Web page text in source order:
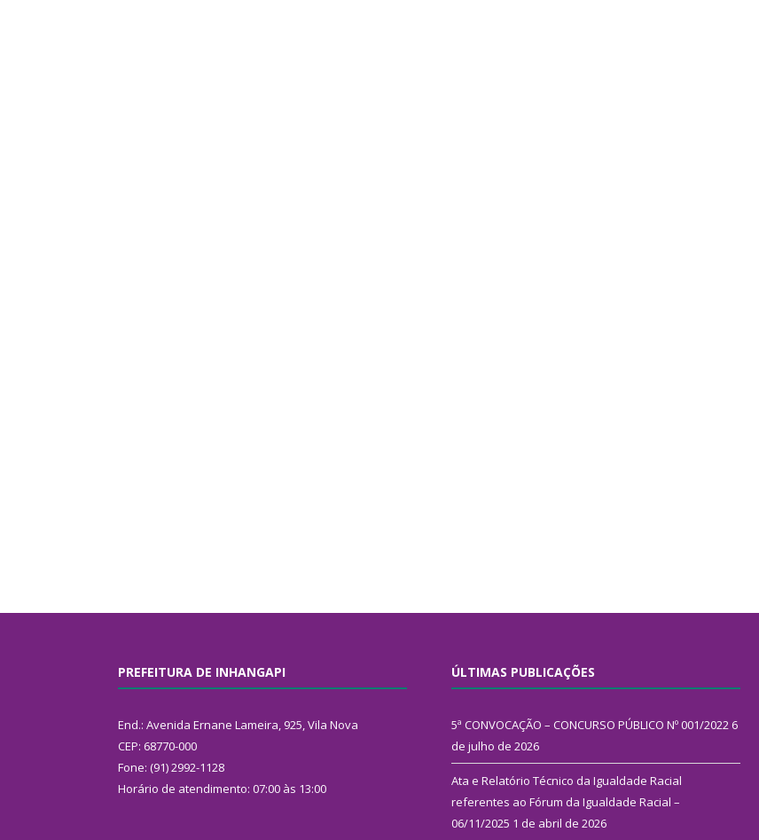
PREFEITURA DE INHANGAPI
End.: Avenida Ernane Lameira, 925, Vila Nova
CEP: 68770-000
Fone: (91) 2992-1128
Horário de atendimento: 07:00 às 13:00
ÚLTIMAS PUBLICAÇÕES
5ª CONVOCAÇÃO – CONCURSO PÚBLICO Nº 001/2022 6
de julho de 2026
Ata e Relatório Técnico da Igualdade Racial
referentes ao Fórum da Igualdade Racial –
06/11/2025 1 de abril de 2026